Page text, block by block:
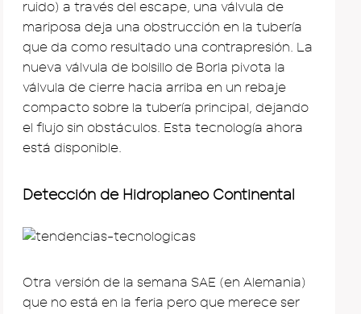
ruido) a través del escape, una válvula de
mariposa deja una obstrucción en la tubería
que da como resultado una contrapresión. La
nueva válvula de bolsillo de Borla pivota la
válvula de cierre hacia arriba en un rebaje
compacto sobre la tubería principal, dejando
el flujo sin obstáculos. Esta tecnología ahora
está disponible.
Detección de Hidroplaneo Continental
Otra versión de la semana SAE (en Alemania)
que no está en la feria pero que merece ser